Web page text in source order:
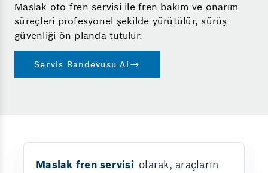
Maslak oto fren servisi ile fren bakım ve onarım
süreçleri profesyonel şekilde yürütülür, sürüş
güvenliği ön planda tutulur.
Servis Randevusu Al
Maslak fren servisi olarak, araçların